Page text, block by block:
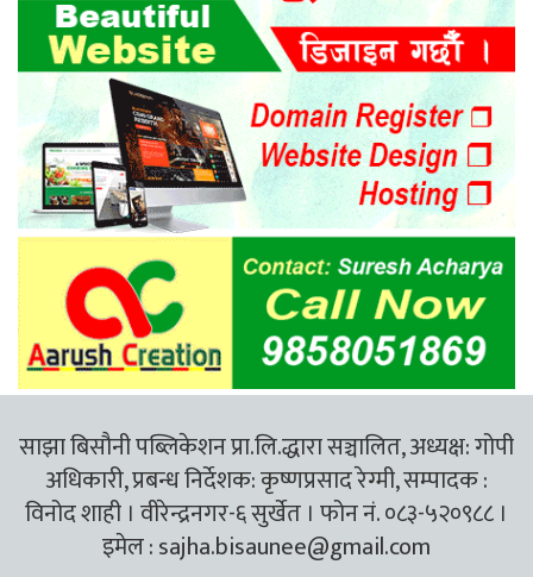
साझा बिसौनी पब्लिकेशन प्रा.लि.द्धारा सञ्चालित, अध्यक्ष: गोपी
अधिकारी, प्रबन्ध निर्देशक: कृष्णप्रसाद रेग्मी, सम्पादक :
विनोद शाही । वीरेन्द्रनगर-६ सुर्खेत । फोन नं. ०८३-५२०९८८ ।
इमेल :sajha.bisaunee@gmail.com